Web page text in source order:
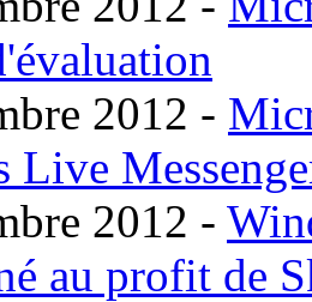
2012 -
Live
2012 -
au profit de